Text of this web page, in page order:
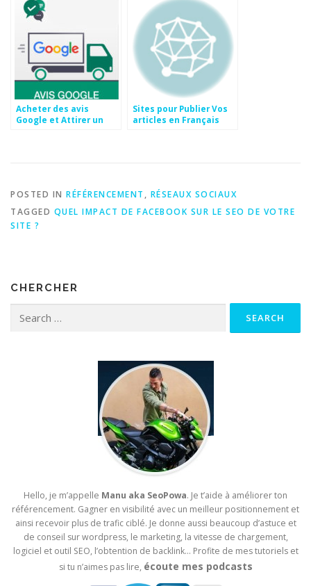
LES MÉDIAS SOCIAUX
Acheter des avis
Google et Attirer un
Sites pour Publier Vos
articles en Français
POSTED IN RÉFÉRENCEMENT , RÉSEAUX SOCIAUX
TAGGED QUEL IMPACT DE FACEBOOK SUR LE SEO DE VOTRE
SITE ?
CHERCHER
Hello, je m’appelle Manu aka SeoPowa. Je t’aide à améliorer ton
référencement. Gagner en visibilité avec un meilleur positionnement et
ainsi recevoir plus de trafic ciblé. Je donne aussi beaucoup d’astuce et
de conseil sur wordpress, le marketing, la vitesse de chargement,
logiciel et outil SEO, l’obtention de backlink… Profite de mes tutoriels et
si tu n’aimes pas lire, écoute mes podcasts